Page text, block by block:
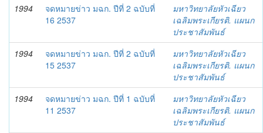
1994
จดหมายข่าว มฉก. ปีที่ 2 ฉบับที่
16 2537
มหาวิทยาลัยหัวเฉียว
เฉลิมพระเกียรติ. แผนก
ประชาสัมพันธ์
1994
จดหมายข่าว มฉก. ปีที่ 2 ฉบับที่
15 2537
มหาวิทยาลัยหัวเฉียว
เฉลิมพระเกียรติ. แผนก
ประชาสัมพันธ์
1994
จดหมายข่าว มฉก. ปีที่ 1 ฉบับที่
11 2537
มหาวิทยาลัยหัวเฉียว
เฉลิมพระเกียรติ. แผนก
ประชาสัมพันธ์